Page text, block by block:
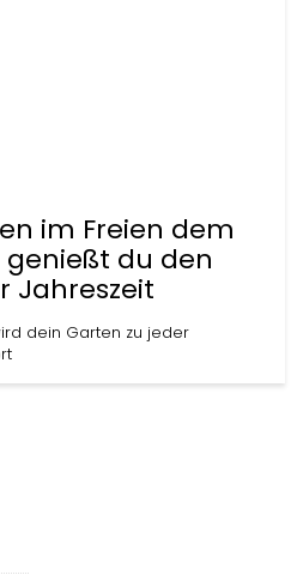
im Freien dem
du den
Jahreszeit
dein Garten zu jeder